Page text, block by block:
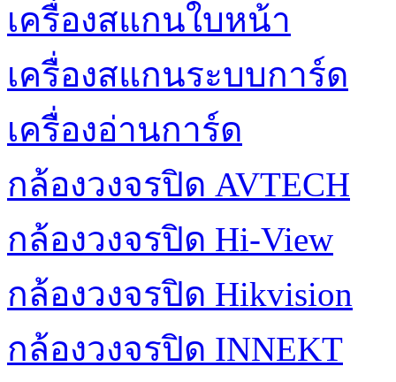
เครื่องสแกนใบหน้า
เครื่องสแกนระบบการ์ด
เครื่องอ่านการ์ด
กล้องวงจรปิด AVTECH
กล้องวงจรปิด Hi-View
กล้องวงจรปิด Hikvision
กล้องวงจรปิด INNEKT